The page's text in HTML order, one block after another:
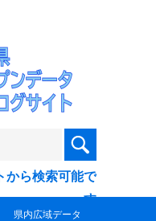
から検索可能で
す
県内広域データ